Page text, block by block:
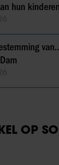
hun kinderen
OP